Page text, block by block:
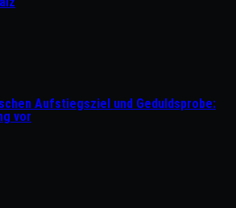
Aufstiegsziel und Geduldsprobe:
vor